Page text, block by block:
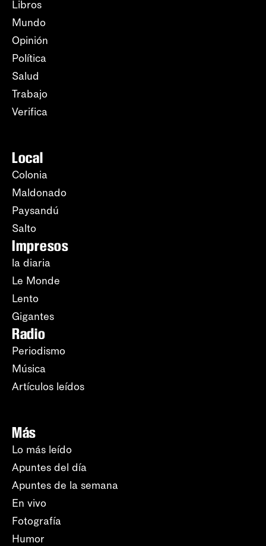
Libros
Mundo
Opinión
Política
Salud
Trabajo
Verifica
Local
Colonia
Maldonado
Paysandú
Salto
Impresos
la diaria
Le Monde
Lento
Gigantes
Radio
Periodismo
Música
Artículos leídos
Más
Lo más leído
Apuntes del día
Apuntes de la semana
En vivo
Fotografía
Humor